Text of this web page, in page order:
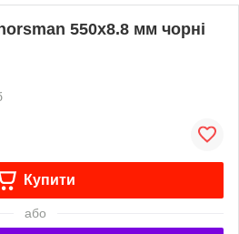
550x8.8 мм чорні
Купити
або